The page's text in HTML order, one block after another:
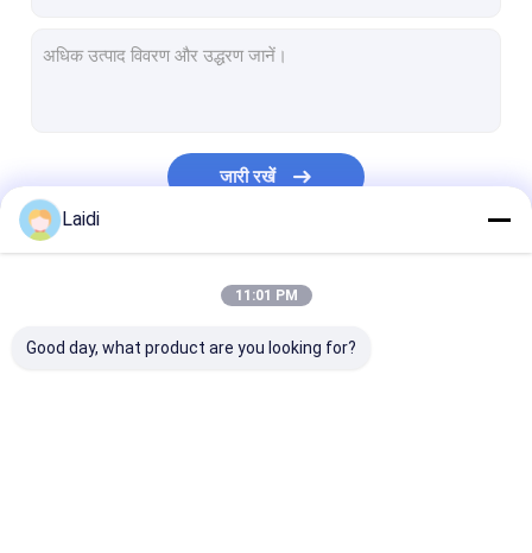
मवेशी बाड़ पैनल
चढ़ाई विरोधी सुरक्षा बाड़
जारी रखें
Laidi
11:01 PM
Good day, what product are you looking for?